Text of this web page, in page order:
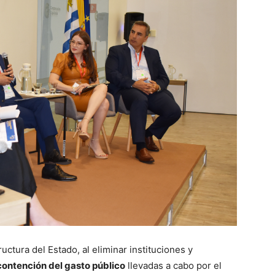
del Estado, al eliminar instituciones y
del gasto público llevadas a cabo por el